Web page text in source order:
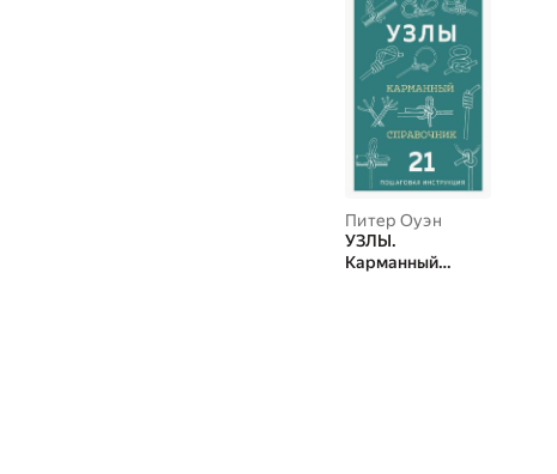
Питер Оуэн
УЗЛЫ.
Карманный